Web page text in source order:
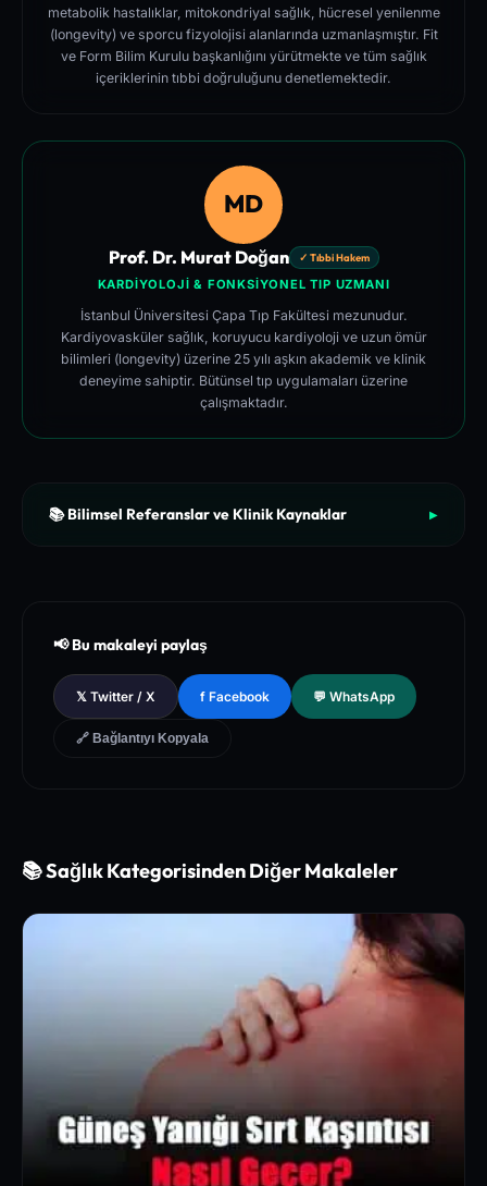
metabolik hastalıklar, mitokondriyal sağlık, hücresel yenilenme
(longevity) ve sporcu fizyolojisi alanlarında uzmanlaşmıştır. Fit
ve Form Bilim Kurulu başkanlığını yürütmekte ve tüm sağlık
içeriklerinin tıbbi doğruluğunu denetlemektedir.
MD
Prof. Dr. Murat Doğan ✓ Tıbbi Hakem
KARDIYOLOJI & FONKSIYONEL TIP UZMANI
İstanbul Üniversitesi Çapa Tıp Fakültesi mezunudur.
Kardiyovasküler sağlık, koruyucu kardiyoloji ve uzun ömür
bilimleri (longevity) üzerine 25 yılı aşkın akademik ve klinik
deneyime sahiptir. Bütünsel tıp uygulamaları üzerine
çalışmaktadır.
📚 Bilimsel Referanslar ve Klinik Kaynaklar ▶
l Database of Peer-Reviewed Clinical Trials
[3]
The Lancet - Global Health and Preventive Medicine Guidel
ines for Chronic Metabolic Syndrome Management
📢 Bu makaleyi paylaş
𝕏 Twitter / X f Facebook 💬 WhatsApp
🔗 Bağlantıyı Kopyala
📚 Sağlık Kategorisinden Diğer Makaleler